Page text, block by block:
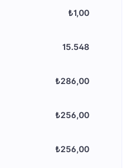
₺1,00
15.548
₺286,00
₺256,00
₺256,00